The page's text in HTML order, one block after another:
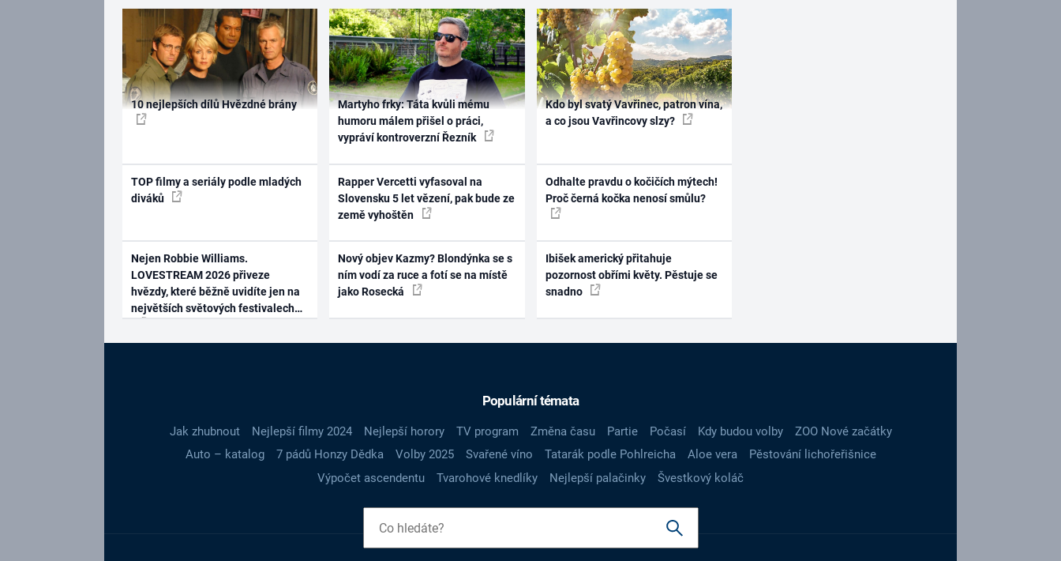
10 nejlepších dílů Hvězdné brány
TOP filmy a seriály podle mladých
diváků
Nejen Robbie Williams.
LOVESTREAM 2026 přiveze
hvězdy, které běžně uvidíte jen na
největších světových festivalech
Martyho frky: Táta kvůli mému
humoru málem přišel o práci,
vypráví kontroverzní Řezník
Rapper Vercetti vyfasoval na
Slovensku 5 let vězení, pak bude ze
země vyhoštěn
Nový objev Kazmy? Blondýnka se s
ním vodí za ruce a fotí se na místě
jako Rosecká
Kdo byl svatý Vavřinec, patron vína,
a co jsou Vavřincovy slzy?
Odhalte pravdu o kočičích mýtech!
Proč černá kočka nenosí smůlu?
Ibišek americký přitahuje
pozornost obřími květy. Pěstuje se
snadno
Populární témata
Jak zhubnout Nejlepší filmy 2024 Nejlepší horory TV program Změna času Partie Počasí Kdy budou volby
ZOO Nové začátky
Auto – katalog
7 pádů Honzy Dědka Volby 2025 Svařené víno Tatarák podle Pohlreicha Aloe vera
Pěstování lichořeřišnice
Výpočet ascendentu
Tvarohové knedlíky Nejlepší palačinky Švestkový koláč